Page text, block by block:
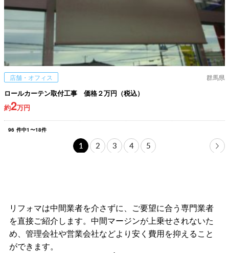
店舗・オフィス 群馬県
ロールカーテン取付工事 価格２万円（税込）
約2万円
96 件中1 〜18件
1 2 3 4 5
リフォマは中間業者を介さずに、ご要望に合う専門業者
を直接ご紹介します。中間マージンが上乗せされないた
め、管理会社や営業会社などより安く費用を抑えること
ができます。